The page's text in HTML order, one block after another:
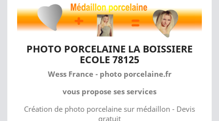
PHOTO PORCELAINE LA BOISSIERE
ECOLE 78125
Wess France - photo porcelaine.fr
vous propose ses services
Création de photo porcelaine sur médaillon - Devis
gratuit